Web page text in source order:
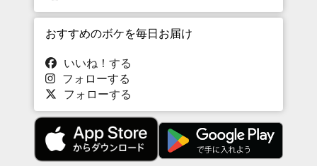
おすすめのボケを毎日お届け
いいね！する
フォローする
フォローする